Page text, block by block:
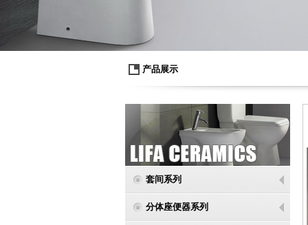
产品展示
套间系列
分体座便器系列